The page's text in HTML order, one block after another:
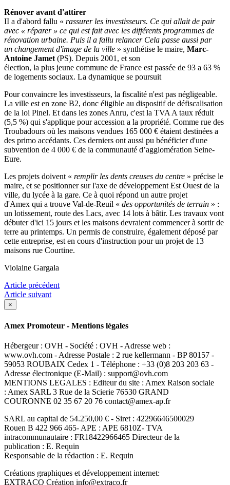
Rénover avant d'attirer
II a d'abord fallu « rassurer les investisseurs. Ce qui allait de pair
avec « réparer » ce qui est fait avec les différents programmes de
rénovation urbaine. Puis il a fallu relancer Cela passe aussi par
un changement d'image de la ville » synthétise le maire, Marc-
Antoine Jamet (PS). Depuis 2001, et son
élection, la plus jeune commune de France est passée de 93 a 63 %
de logements sociaux. La dynamique se poursuit
Pour convaincre les investisseurs, la fiscalité n'est pas négligeable.
La ville est en zone B2, donc éligible au dispositif de défiscalisation
de la loi Pinel. Et dans les zones Anru, c'est la TVA A taux réduit
(5,5 %) qui s'applique pour accession a la propriété. Comme rue des
Troubadours où les maisons vendues 165 000 € étaient destinées a
des primo accédants. Ces derniers ont aussi pu bénéficier d'une
subvention de 4 000 € de la communauté d’agglomération Seine-
Eure.
Les projets doivent « remplir les dents creuses du centre » précise le
maire, et se positionner sur l'axe de développement Est Ouest de la
ville, du lycée à la gare. Ce à quoi répond un autre projet
d'Amex qui a trouve Val-de-Reuil « des opportunités de terrain » :
un lotissement, route des Lacs, avec 14 lots à bâtir. Les travaux vont
débuter d'ici 15 jours et les maisons devraient commencer à sortir de
terre au printemps. Un permis de construire, également déposé par
cette entreprise, est en cours d'instruction pour un projet de 13
maisons rue Courtine.
Violaine Gargala
Article précédent
Article suivant
×
Amex Promoteur - Mentions légales
Hébergeur : OVH - Société : OVH - Adresse web :
www.ovh.com - Adresse Postale : 2 rue kellermann - BP 80157 -
59053 ROUBAIX Cedex 1 - Téléphone : +33 (0)8 203 203 63 -
Adresse électronique (E-Mail) : support@ovh.com
MENTIONS LEGALES : Editeur du site : Amex Raison sociale
: Amex SARL 3 Rue de la Scierie 76530 GRAND
COURONNE 02 35 67 20 76 contact@amex-ap.fr
SARL au capital de 54.250,00 € - Siret : 42296646500029
Rouen B 422 966 465- APE : APE 6810Z- TVA
intracommunautaire : FR18422966465 Directeur de la
publication : E. Requin
Responsable de la rédaction : E. Requin
Créations graphiques et développement internet:
EXTRACO Création info@extraco.fr